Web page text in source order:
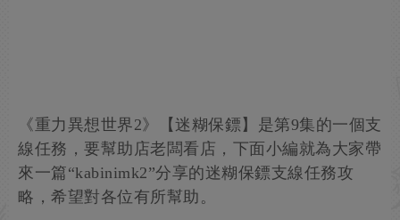
《重力異想世界2》【迷糊保鏢】是第9集的一個支
線任務，要幫助店老闆看店，下面小編就為大家帶
來一篇“kabinimk2”分享的迷糊保鏢支線任務攻
略，希望對各位有所幫助。